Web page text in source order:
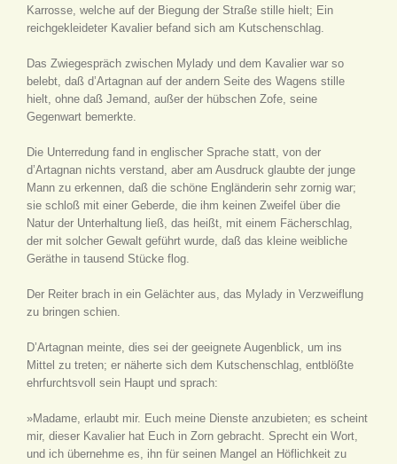
Karrosse, welche auf der Biegung der Straße stille hielt; Ein
reichgekleideter Kavalier befand sich am Kutschenschlag.
Das Zwiegespräch zwischen Mylady und dem Kavalier war so
belebt, daß d’Artagnan auf der andern Seite des Wagens stille
hielt, ohne daß Jemand, außer der hübschen Zofe, seine
Gegenwart bemerkte.
Die Unterredung fand in englischer Sprache statt, von der
d’Artagnan nichts verstand, aber am Ausdruck glaubte der junge
Mann zu erkennen, daß die schöne Engländerin sehr zornig war;
sie schloß mit einer Geberde, die ihm keinen Zweifel über die
Natur der Unterhaltung ließ, das heißt, mit einem Fächerschlag,
der mit solcher Gewalt geführt wurde, daß das kleine weibliche
Geräthe in tausend Stücke flog.
Der Reiter brach in ein Gelächter aus, das Mylady in Verzweiflung
zu bringen schien.
D’Artagnan meinte, dies sei der geeignete Augenblick, um ins
Mittel zu treten; er näherte sich dem Kutschenschlag, entblößte
ehrfurchtsvoll sein Haupt und sprach:
»Madame, erlaubt mir. Euch meine Dienste anzubieten; es scheint
mir, dieser Kavalier hat Euch in Zorn gebracht. Sprecht ein Wort,
und ich übernehme es, ihn für seinen Mangel an Höflichkeit zu